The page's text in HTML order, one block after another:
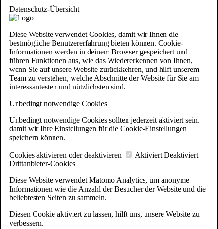
Datenschutz-Übersicht
Diese Website verwendet Cookies, damit wir Ihnen die
bestmögliche Benutzererfahrung bieten können. Cookie-
Informationen werden in deinem Browser gespeichert und
führen Funktionen aus, wie das Wiedererkennen von Ihnen,
wenn Sie auf unsere Website zurückkehren, und hilft unserem
Team zu verstehen, welche Abschnitte der Website für Sie am
interessantesten und nützlichsten sind.
Unbedingt notwendige Cookies
Unbedingt notwendige Cookies sollten jederzeit aktiviert sein,
damit wir Ihre Einstellungen für die Cookie-Einstellungen
speichern können.
Cookies aktivieren oder deaktivieren Aktiviert Deaktiviert
Drittanbieter-Cookies
Diese Website verwendet Matomo Analytics, um anonyme
Informationen wie die Anzahl der Besucher der Website und die
beliebtesten Seiten zu sammeln.
Diesen Cookie aktiviert zu lassen, hilft uns, unsere Website zu
verbessern.